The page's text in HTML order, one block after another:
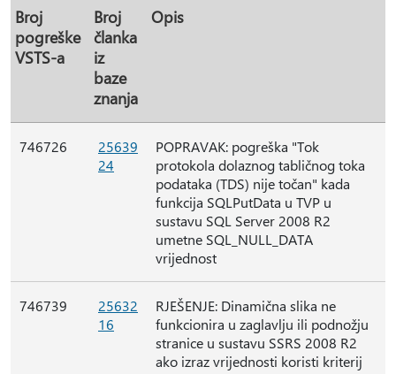
Broj
pogreške
VSTS-a
Broj
članka
iz
baze
znanja
Opis
746726
25639
24
POPRAVAK: pogreška "Tok
protokola dolaznog tabličnog toka
podataka (TDS) nije točan" kada
funkcija SQLPutData u TVP u
sustavu SQL Server 2008 R2
umetne SQL_NULL_DATA
vrijednost
746739
25632
16
RJEŠENJE: Dinamična slika ne
funkcionira u zaglavlju ili podnožju
stranice u sustavu SSRS 2008 R2
ako izraz vrijednosti koristi kriterij